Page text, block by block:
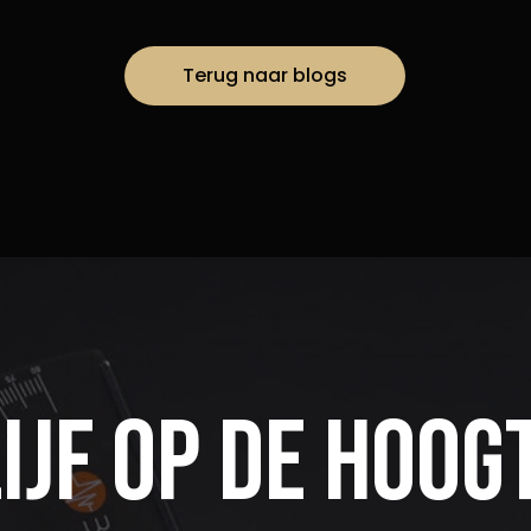
Terug naar blogs
op de